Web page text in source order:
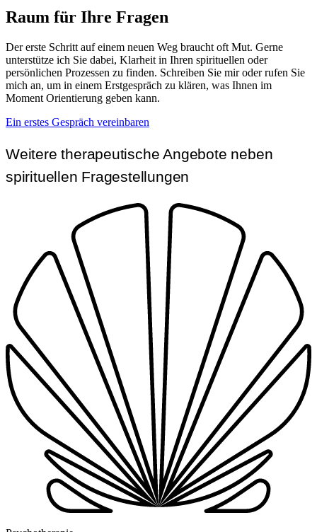
Raum für Ihre Fragen
Der erste Schritt auf einem neuen Weg braucht oft Mut. Gerne
unterstütze ich Sie dabei, Klarheit in Ihren spirituellen oder
persönlichen Prozessen zu finden. Schreiben Sie mir oder rufen Sie
mich an, um in einem Erstgespräch zu klären, was Ihnen im
Moment Orientierung geben kann.
Ein erstes Gespräch vereinbaren
Weitere therapeutische Angebote neben
spirituellen Fragestellungen